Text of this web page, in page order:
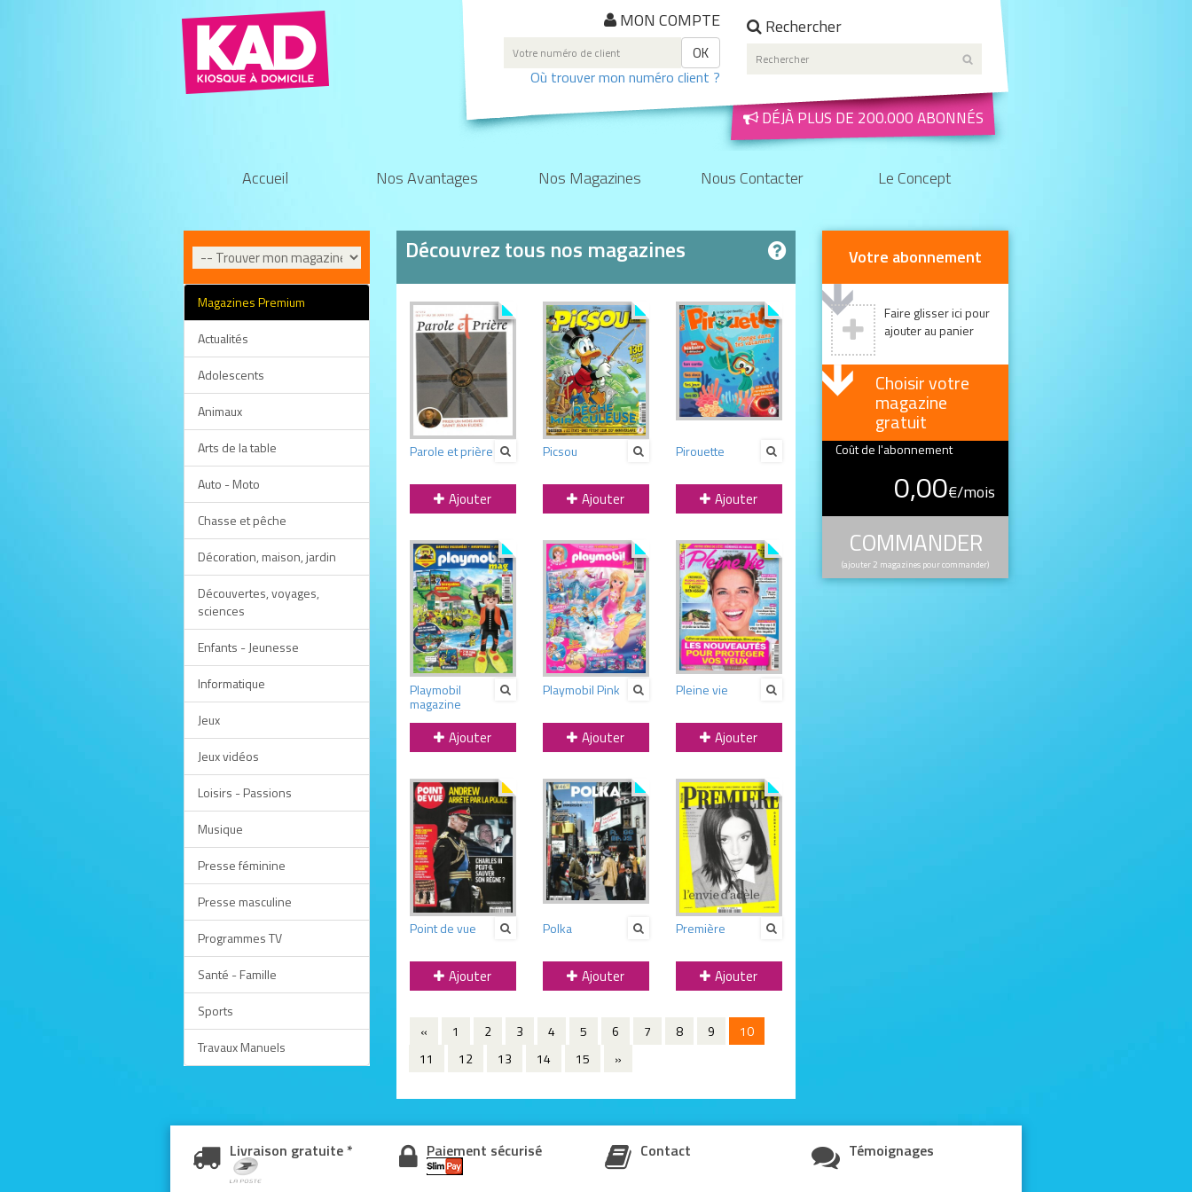
MON COMPTE
OK
Où trouver mon numéro client ?
Rechercher
DÉJÀ PLUS DE 200.000 ABONNÉS
Accueil Nos Avantages Nos Magazines Nous Contacter Le Concept
Magazines Premium
Actualités
Adolescents
Animaux
Arts de la table
Auto - Moto
Chasse et pêche
Décoration, maison, jardin
Découvertes, voyages,
sciences
Enfants - Jeunesse
Informatique
Jeux
Jeux vidéos
Loisirs - Passions
Musique
Presse féminine
Presse masculine
Programmes TV
Santé - Famille
Sports
Travaux Manuels
Découvrez tous nos magazines
Parole et prière
Ajouter
Picsou
Ajouter
Pirouette
Ajouter
Playmobil
magazine
Ajouter
Playmobil Pink
Ajouter
Pleine vie
Ajouter
Point de vue
Ajouter
Polka
Ajouter
Première
Ajouter
« 1 2 3 4 5 6 7 8 9
10
11
12 13 14 15 »
Votre abonnement
Faire glisser ici pour
ajouter au panier
Choisir votre
magazine
gratuit
Coût de l'abonnement
0,00€/mois
COMMANDER
(ajouter 2 magazines pour commander)
Livraison gratuite * Paiement sécurisé Contact Témoignages